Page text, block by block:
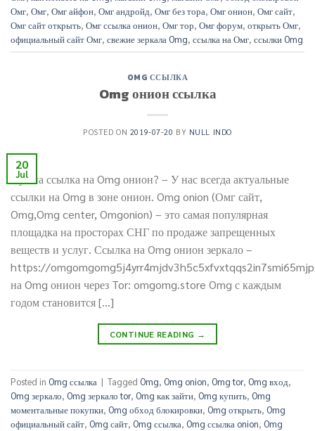
Омг, Омг, Омг айфон, Омг андройд, Омг без тора, Омг онион, Омг сайт,
Омг сайт открыть, Омг ссылка онион, Омг тор, Омг форум, открыть Омг,
официальный сайт Омг, свежие зеркала Omg, ссылка на Омг, ссылки Omg
OMG ССЫЛКА
Omg онион ссылка
POSTED ON 2019-07-20 BY NULL INDO
20
Jul
Нужна ссылка на Omg онион? – У нас всегда актуальные
ссылки на Omg в зоне онион. Omg onion (Омг сайт,
Omg,Omg center, Omgonion) – это самая популярная
площадка на просторах СНГ по продаже запрещенных
веществ и услуг. Ссылка на Omg онион зеркало –
https://
на Omg онион через Tor: omgomg.store Omg с каждым
годом становится […]
CONTINUE READING →
Posted in Omg ссылка | Tagged Omg, Omg onion, Omg tor, Omg вход,
Omg зеркало, Omg зеркало tor, Omg как зайти, Omg купить, Omg
моментальные покупки, Omg обход блокировки, Omg открыть, Omg
официальный сайт, Omg сайт, Omg ссылка, Omg ссылка onion, Omg